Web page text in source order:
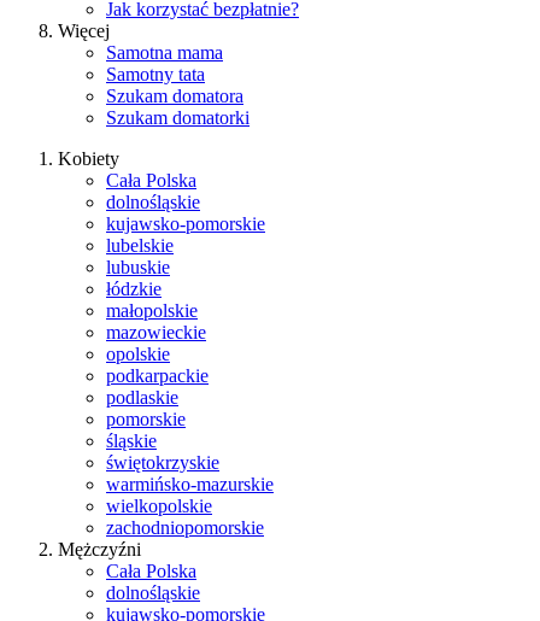
Jak korzystać bezpłatnie?
Więcej
Samotna mama
Samotny tata
Szukam domatora
Szukam domatorki
Kobiety
Cała Polska
dolnośląskie
kujawsko-pomorskie
lubelskie
lubuskie
łódzkie
małopolskie
mazowieckie
opolskie
podkarpackie
podlaskie
pomorskie
śląskie
świętokrzyskie
warmińsko-mazurskie
wielkopolskie
zachodniopomorskie
Mężczyźni
Cała Polska
dolnośląskie
kujawsko-pomorskie